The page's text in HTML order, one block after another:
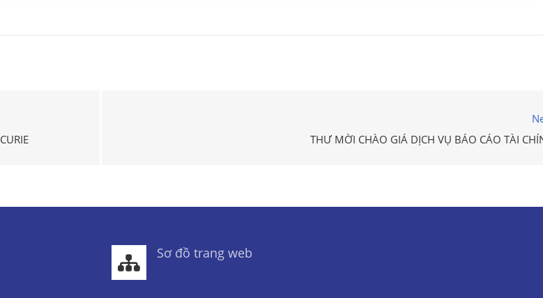
THƯ MỜI CHÀO GIÁ DỊCH VỤ BÁO CÁO TÀI
Sơ đồ trang web